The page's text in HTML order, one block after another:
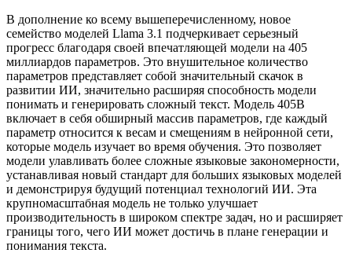
В дополнение ко всему вышеперечисленному, новое
семейство моделей Llama 3.1 подчеркивает серьезный
прогресс благодаря своей впечатляющей модели на 405
миллиардов параметров. Это внушительное количество
параметров представляет собой значительный скачок в
развитии ИИ, значительно расширяя способность модели
понимать и генерировать сложный текст. Модель 405B
включает в себя обширный массив параметров, где каждый
параметр относится к весам и смещениям в нейронной сети,
которые модель изучает во время обучения. Это позволяет
модели улавливать более сложные языковые закономерности,
устанавливая новый стандарт для больших языковых моделей
и демонстрируя будущий потенциал технологий ИИ. Эта
крупномасштабная модель не только улучшает
производительность в широком спектре задач, но и расширяет
границы того, чего ИИ может достичь в плане генерации и
понимания текста.